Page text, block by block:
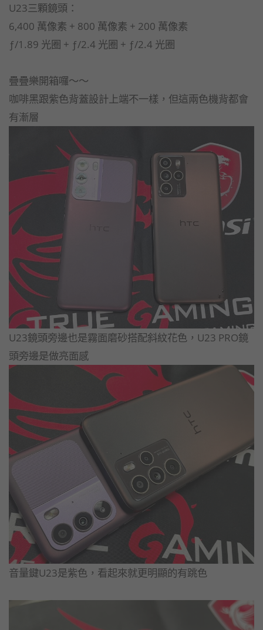
U23三顆鏡頭：
6,400 萬像素 + 800 萬像素 + 200 萬像素
ƒ/1.89 光圈 + ƒ/2.4 光圈 + ƒ/2.4 光圈
疊疊樂開箱囉～～
咖啡黑跟紫色背蓋設計上端不一樣，但這兩色機背都會
有漸層
U23鏡頭旁邊也是霧面磨砂搭配斜紋花色，U23 PRO鏡
頭旁邊是做亮面感
音量鍵U23是紫色，看起來就更明顯的有跳色